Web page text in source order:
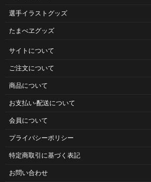
選手イラストグッズ
たまべヱグッズ
サイトについて
ご注⽂について
商品について
お⽀払い‧配送について
会員について
プライバシーポリシー
特定商取引に基づく表記
お問い合わせ